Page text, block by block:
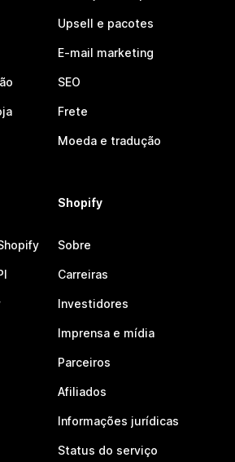
Upsell e pacotes
E-mail marketing
SEO
Frete
Moeda e tradução
Shopify
Sobre
Carreiras
Investidores
Imprensa e mídia
Parceiros
Afiliados
Informações jurídicas
Status do serviço